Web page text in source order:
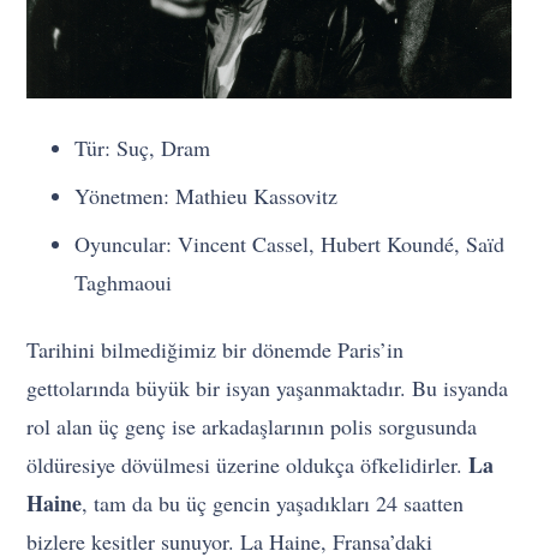
Tür: Suç, Dram
Yönetmen: Mathieu Kassovitz
Oyuncular: Vincent Cassel, Hubert Koundé, Saïd
Taghmaoui
Tarihini bilmediğimiz bir dönemde Paris’in
gettolarında büyük bir isyan yaşanmaktadır. Bu isyanda
rol alan üç genç ise arkadaşlarının polis sorgusunda
öldüresiye dövülmesi üzerine oldukça öfkelidirler.La
Haine, tam da bu üç gencin yaşadıkları 24 saatten
bizlere kesitler sunuyor. La Haine, Fransa’daki